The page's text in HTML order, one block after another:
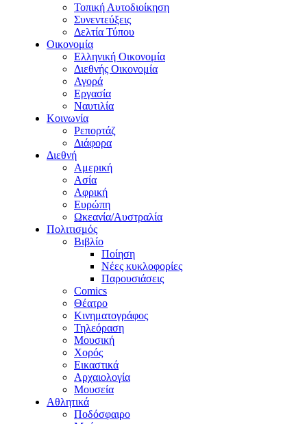
Τοπική Αυτοδιοίκηση
Συνεντεύξεις
Δελτία Τύπου
Οικονομία
Ελληνική Οικονομία
Διεθνής Οικονομία
Αγορά
Εργασία
Ναυτιλία
Κοινωνία
Ρεπορτάζ
Διάφορα
Διεθνή
Αμερική
Ασία
Αφρική
Ευρώπη
Ωκεανία/Αυστραλία
Πολιτισμός
Βιβλίο
Ποίηση
Νέες κυκλοφορίες
Παρουσιάσεις
Comics
Θέατρο
Κινηματογράφος
Τηλεόραση
Μουσική
Χορός
Εικαστικά
Αρχαιολογία
Μουσεία
Αθλητικά
Ποδόσφαιρο